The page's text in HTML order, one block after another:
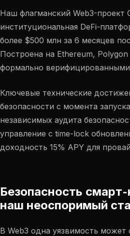
Наш флагманский Web3-проект
институциональная DeFi-
более $500 млн за 6 месяцев
Построена на Ethereum,
формально
Ключевые технические
безопасности с момента
независимых аудита
управление с time-lock
доходность 15% APY для
Безопасность
наш неоспоримый
В Web3 одна уязвимость может